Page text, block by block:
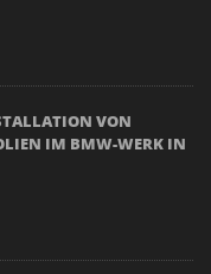
VON
IM BMW-WERK IN